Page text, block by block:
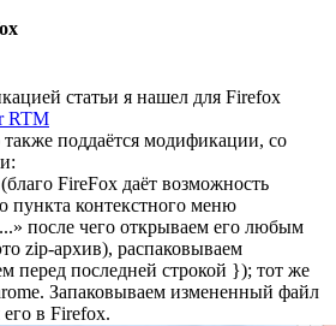
статьи я нашел для Firefox
RTM
поддаётся модификации, со
FireFox даёт возможность
пункта контекстного меню
после чего открываем его любым
zip-архив), распаковываем
перед последней строкой }); тот же
Запаковываем измененный файл
его в Firefox.